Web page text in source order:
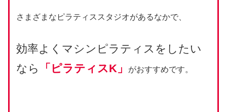
さまざまなピラティススタジオがあるなかで、
効率よくマシンピラティスをしたい
なら
「ピラティスK」 がおすすめです。